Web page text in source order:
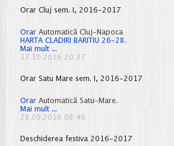
Orar Cluj sem. I, 2016-2017
Orar Automatică Cluj-Napoca
HARTA CLADIRI BARITIU 26-28.
Mai mult ...
Cluj
2016-
17.10.2016 20:37
Orar Satu Mare sem. I, 2016-2017
Orar Automatică Satu-Mare.
Mai mult ...
Satu
I,
28.09.2016 08:46
Deschiderea festiva 2016-2017